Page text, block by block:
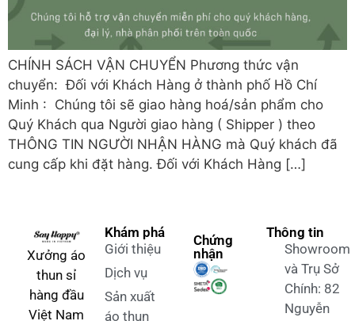
CHÍNH SÁCH VẬN CHUYỂN Phương thức vận
chuyển: Đối với Khách Hàng ở thành phố Hồ Chí
Minh : Chúng tôi sẽ giao hàng hoá/sản phẩm cho
Quý Khách qua Người giao hàng ( Shipper ) theo
THÔNG TIN NGƯỜI NHẬN HÀNG mà Quý khách đã
cung cấp khi đặt hàng. Đối với Khách Hàng […]
Xưởng áo
thun sỉ
hàng đầu
Việt Nam
Khám phá
Giới thiệu
Dịch vụ
Sản xuất
áo thun
Chứng
nhận
Thông tin
Showroom
và Trụ Sở
Chính: 82
Nguyễn